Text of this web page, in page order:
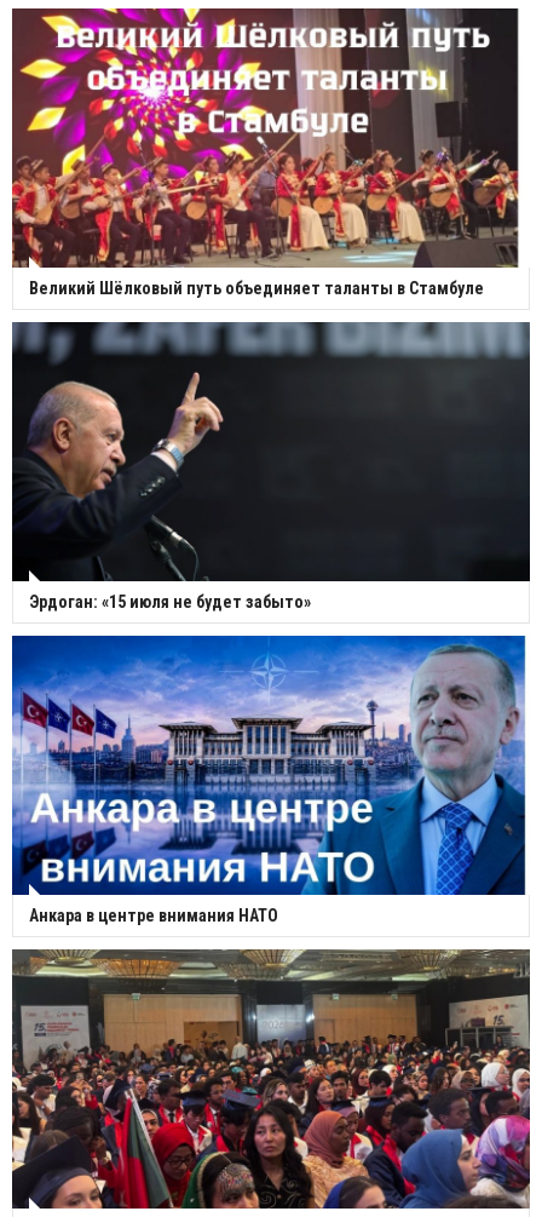
Великий Шёлковый путь объединяет таланты в Стамбуле
Эрдоган: «15 июля не будет забыто»
Анкара в центре внимания НАТО